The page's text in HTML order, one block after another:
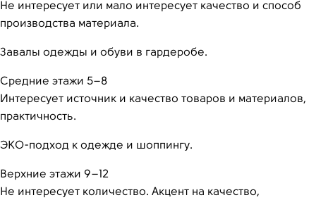
Не интересует или мало интересует качество и способ
производства материала.
Завалы одежды и обуви в гардеробе.
Средние этажи 5–8
Интересует источник и качество товаров и материалов,
практичность.
ЭКО-подход к одежде и шоппингу.
Верхние этажи 9–12
Не интересует количество. Акцент на качество,